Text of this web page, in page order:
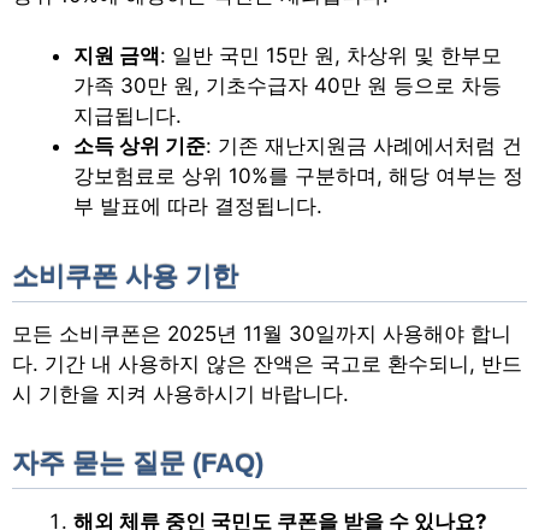
지원 금액: 일반 국민 15만 원, 차상위 및 한부모
가족 30만 원, 기초수급자 40만 원 등으로 차등
지급됩니다.
소득 상위 기준: 기존 재난지원금 사례에서처럼 건
강보험료로 상위 10%를 구분하며, 해당 여부는 정
부 발표에 따라 결정됩니다.
소비쿠폰 사용 기한
모든 소비쿠폰은 2025년 11월 30일까지 사용해야 합니
다. 기간 내 사용하지 않은 잔액은 국고로 환수되니, 반드
시 기한을 지켜 사용하시기 바랍니다.
자주 묻는 질문 (FAQ)
해외 체류 중인 국민도 쿠폰을 받을 수 있나요?